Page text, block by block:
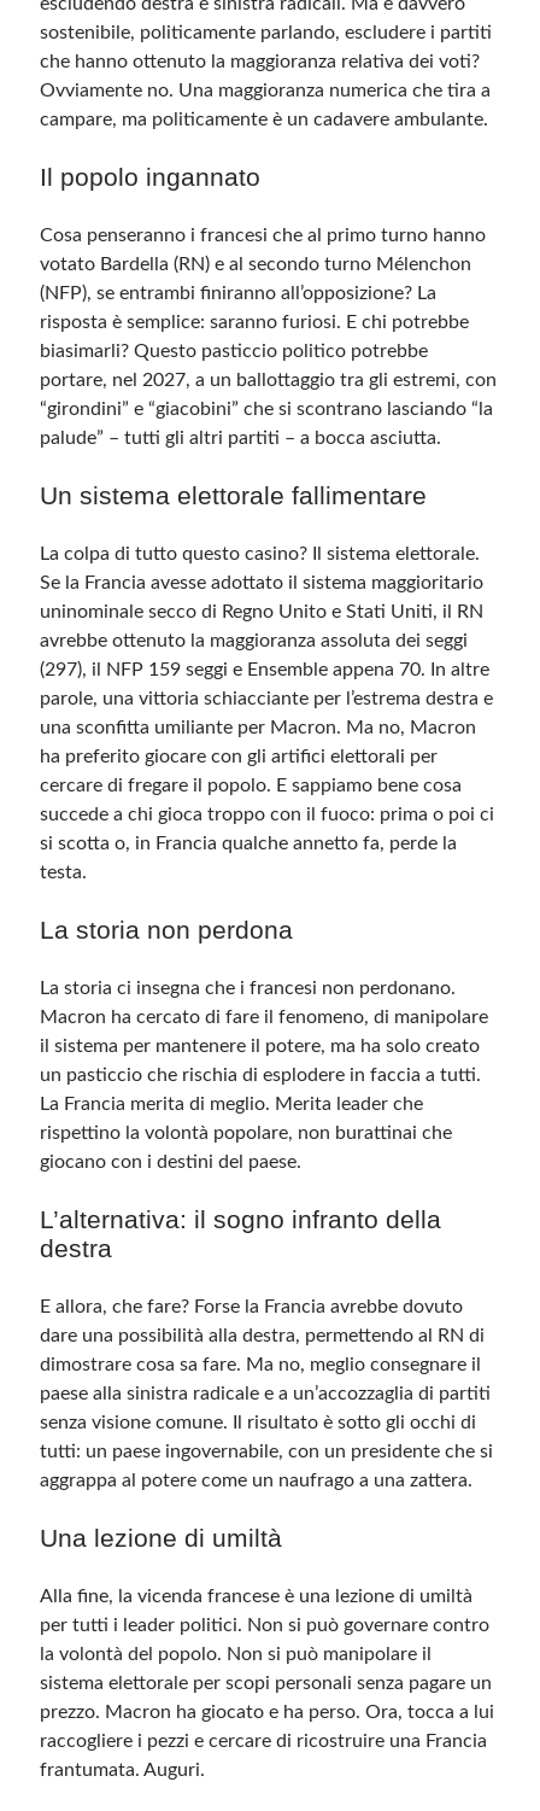
sostenibile, politicamente parlando, escludere i partiti
che hanno ottenuto la maggioranza relativa dei voti?
Ovviamente no. Una maggioranza numerica che tira a
campare, ma politicamente è un cadavere ambulante.
Il popolo ingannato
Cosa penseranno i francesi che al primo turno hanno
votato Bardella (RN) e al secondo turno Mélenchon
(NFP), se entrambi finiranno all’opposizione? La
risposta è semplice: saranno furiosi. E chi potrebbe
biasimarli? Questo pasticcio politico potrebbe
portare, nel 2027, a un ballottaggio tra gli estremi, con
“girondini” e “giacobini” che si scontrano lasciando “la
palude” – tutti gli altri partiti – a bocca asciutta.
Un sistema elettorale fallimentare
La colpa di tutto questo casino? Il sistema elettorale.
Se la Francia avesse adottato il sistema maggioritario
uninominale secco di Regno Unito e Stati Uniti, il RN
avrebbe ottenuto la maggioranza assoluta dei seggi
(297), il NFP 159 seggi e Ensemble appena 70. In altre
parole, una vittoria schiacciante per l’estrema destra e
una sconfitta umiliante per Macron. Ma no, Macron
ha preferito giocare con gli artifici elettorali per
cercare di fregare il popolo. E sappiamo bene cosa
succede a chi gioca troppo con il fuoco: prima o poi ci
si scotta o, in Francia qualche annetto fa, perde la
testa.
La storia non perdona
La storia ci insegna che i francesi non perdonano.
Macron ha cercato di fare il fenomeno, di manipolare
il sistema per mantenere il potere, ma ha solo creato
un pasticcio che rischia di esplodere in faccia a tutti.
La Francia merita di meglio. Merita leader che
rispettino la volontà popolare, non burattinai che
giocano con i destini del paese.
L’alternativa: il sogno infranto della
destra
E allora, che fare? Forse la Francia avrebbe dovuto
dare una possibilità alla destra, permettendo al RN di
dimostrare cosa sa fare. Ma no, meglio consegnare il
paese alla sinistra radicale e a un’accozzaglia di partiti
senza visione comune. Il risultato è sotto gli occhi di
tutti: un paese ingovernabile, con un presidente che si
aggrappa al potere come un naufrago a una zattera.
Una lezione di umiltà
Alla fine, la vicenda francese è una lezione di umiltà
per tutti i leader politici. Non si può governare contro
la volontà del popolo. Non si può manipolare il
sistema elettorale per scopi personali senza pagare un
prezzo. Macron ha giocato e ha perso. Ora, tocca a lui
raccogliere i pezzi e cercare di ricostruire una Francia
frantumata. Auguri.